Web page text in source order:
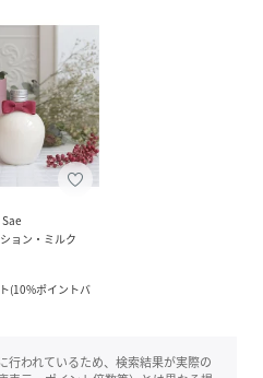
ョン・ミルク
(10%ポイントバ
われているため、検索結果が実際の